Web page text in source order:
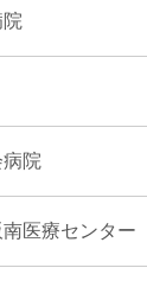
院
医療センター